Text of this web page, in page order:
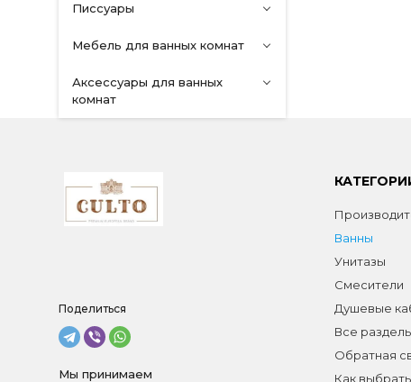
Писсуары
Мебель для ванных комнат
Аксессуары для ванных
комнат
Поделиться
Мы принимаем
Ванны
Унитазы
Смесители
Душевые
Все
Обратная
Как выбрать